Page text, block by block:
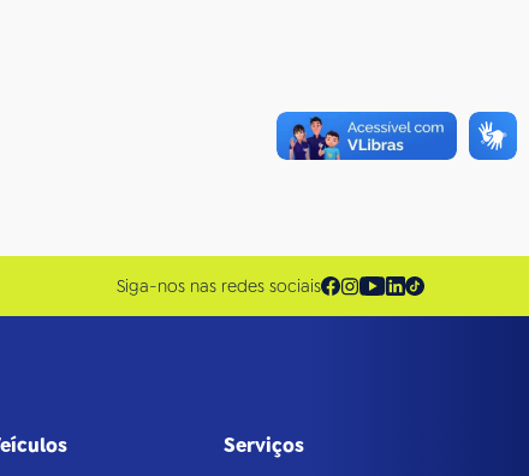
Siga-nos nas redes sociais
Serviços